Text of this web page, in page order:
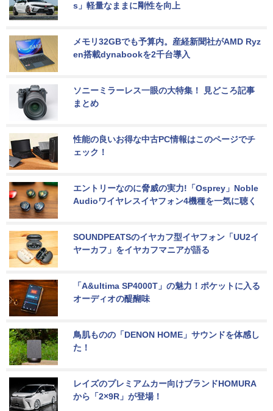
s」軽量なままに剛性を向上
メモリ32GBでも予算内。産経新聞社がAMD Ryz
en搭載dynabookを2千台導入
ソニーミラーレス一眼の大特集！ 見どころ記事
まとめ
性能の良いお得な中古PC情報はこのページでチ
ェック！
エントリーなのに脅威の実力!「Osprey」Noble
Audioワイヤレスイヤフォン4機種を一気に聴く
SOUNDPEATSのイヤカフ型イヤフォン「UU2イ
ヤーカフ」をイヤカフマニアが語る
「A&ultima SP4000T」の魅力！ポケットに入る
オーディオの醍醐味
鳥肌ものの「DENON HOME」サウンドを体感し
た！
レイズのプレミアムカー向けブランドHOMURA
から「2×9R」が登場！